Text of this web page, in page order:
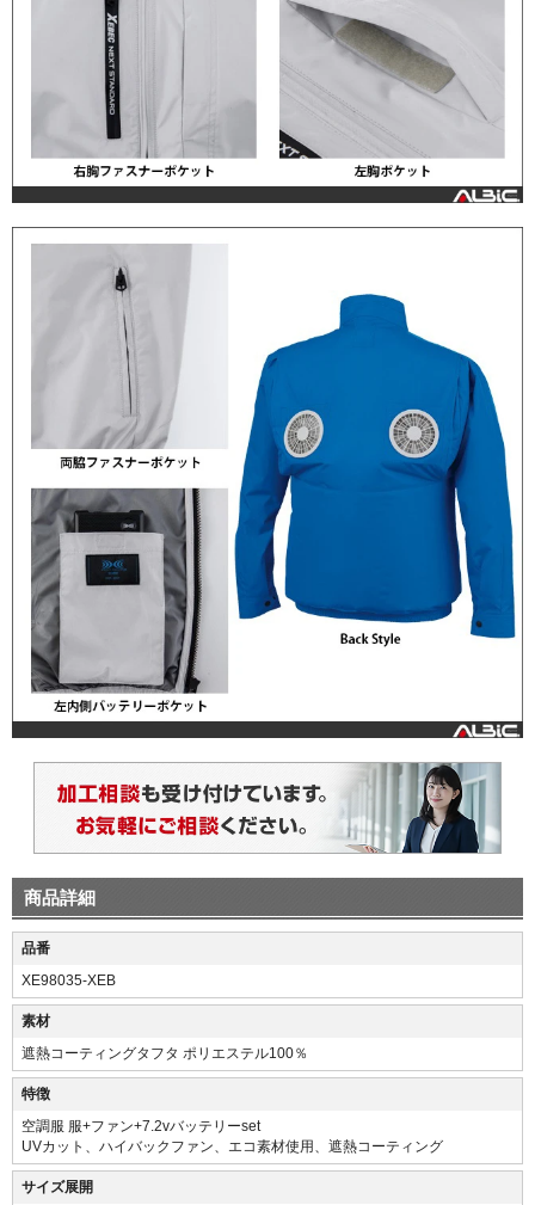
商品詳細
品番
XE98035-XEB
素材
遮熱コーティングタフタ ポリエステル100％
特徴
空調服 服+ファン+7.2vバッテリーset
UVカット、ハイバックファン、エコ素材使用、遮熱コーティング
サイズ展開